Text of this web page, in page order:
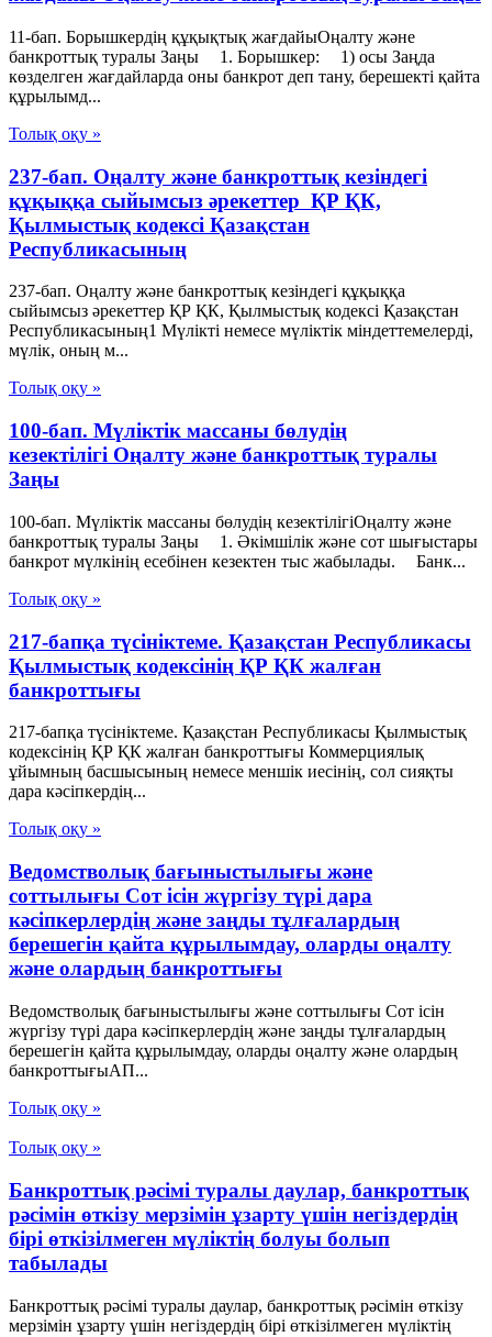
11-бап. Борышкердің құқықтық жағдайыОңалту және
банкроттық туралы Заңы 1. Борышкер: 1) осы Заңда
көзделген жағдайларда оны банкрот деп тану, берешекті қайта
құрылымд...
Толық оқу »
237-бап. Оңалту және банкроттық кезіндегі
құқыққа сыйымсыз әрекеттер ҚР ҚК,
Қылмыстық кодексi Қазақстан
Республикасының
237-бап. Оңалту және банкроттық кезіндегі құқыққа
сыйымсыз әрекеттер ҚР ҚК, Қылмыстық кодексi Қазақстан
Республикасының1 Мүлiктi немесе мүлiктiк мiндеттемелердi,
мүлiк, оның м...
Толық оқу »
100-бап. Мүліктік массаны бөлудің
кезектілігі Оңалту және банкроттық туралы
Заңы
100-бап. Мүліктік массаны бөлудің кезектілігіОңалту және
банкроттық туралы Заңы 1. Әкiмшiлiк және сот шығыстары
банкрот мүлкiнің есебiнен кезектен тыс жабылады. Банк...
Толық оқу »
217-бапқа түсініктеме. Қазақстан Республикасы
Қылмыстық кодексінің ҚР ҚК жалған
банкроттығы
217-бапқа түсініктеме. Қазақстан Республикасы Қылмыстық
кодексінің ҚР ҚК жалған банкроттығы Коммерциялық
ұйымның басшысының немесе меншік иесінің, сол сияқты
дара кәсіпкердің...
Толық оқу »
Ведомстволық бағыныстылығы және
соттылығы Сот ісін жүргізу түрі дара
кәсіпкерлердің және заңды тұлғалардың
берешегін қайта құрылымдау, оларды оңалту
және олардың банкроттығы
Ведомстволық бағыныстылығы және соттылығы Сот ісін
жүргізу түрі дара кәсіпкерлердің және заңды тұлғалардың
берешегін қайта құрылымдау, оларды оңалту және олардың
банкроттығыАП...
Толық оқу »
Толық оқу »
Банкроттық рәсімі туралы даулар, банкроттық
рәсімін өткізу мерзімін ұзарту үшін негіздердің
бірі өткізілмеген мүліктің болуы болып
табылады
Банкроттық рәсімі туралы даулар, банкроттық рәсімін өткізу
мерзімін ұзарту үшін негіздердің бірі өткізілмеген мүліктің